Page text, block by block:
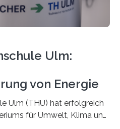
Ulm:
von Energie
Ulm (THU) hat erfolgreich
für Umwelt, Klima und